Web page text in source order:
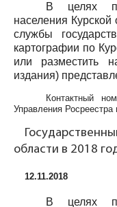
В целях
населения
службы
картографии по
или разместить
издания)
Контактный
Управления Росреестра
области в 2018
12.11.2018
В целях